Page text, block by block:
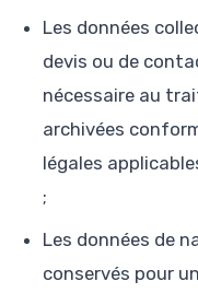
Les données
devis ou de
nécessaire au
archivées
légales
;
Les données de
conservés pour